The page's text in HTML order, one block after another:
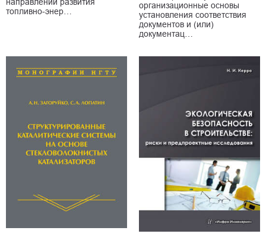
топливно-энер…
организационные основы
установления соответствия
документов и (или)
документац…